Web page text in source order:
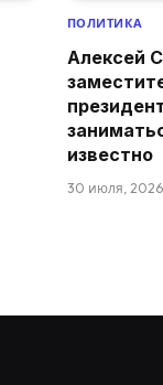
ПОЛИТИКА
Алексей
известно
30 июля, 2026